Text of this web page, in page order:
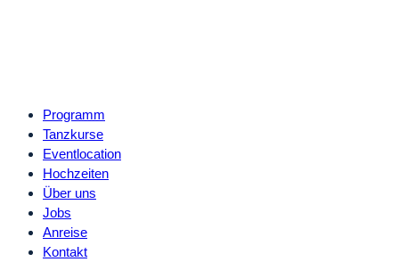
Programm
Tanzkurse
Eventlocation
Hochzeiten
Über uns
Jobs
Anreise
Kontakt